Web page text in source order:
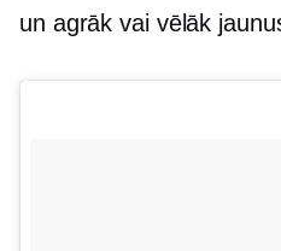
un agrāk vai vēlāk